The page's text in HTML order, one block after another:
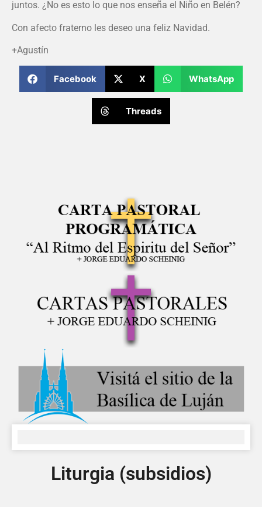
juntos. ¿No es esto lo que nos enseña el Niño en Belén?
Con afecto fraterno les deseo una feliz Navidad.
+Agustín
Facebook X WhatsApp
Threads
Liturgia (subsidios)